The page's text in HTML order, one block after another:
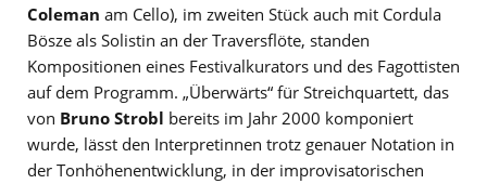
Coleman am Cello), im zweiten Stück auch mit Cordula
Bösze als Solistin an der Traversflöte, standen
Kompositionen eines Festivalkurators und des Fagottisten
auf dem Programm. „Überwärts“ für Streichquartett, das
von Bruno Strobl bereits im Jahr 2000 komponiert
wurde, lässt den Interpretinnen trotz genauer Notation in
der Tonhöhenentwicklung, in der improvisatorischen